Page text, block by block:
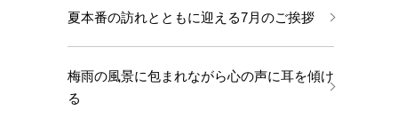
夏本番の訪れとともに迎える7月のご挨拶
梅雨の風景に包まれながら心の声に耳を傾け
る